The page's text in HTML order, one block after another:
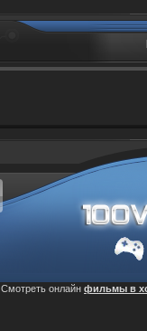
Смотреть онлайн фильмы в